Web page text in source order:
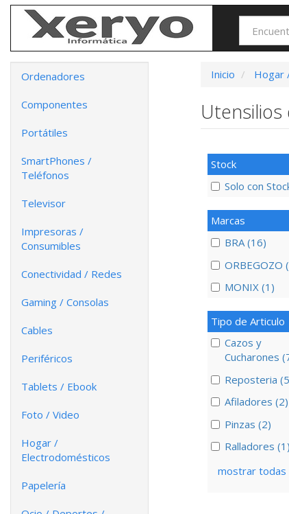
Ordenadores
Componentes
Portátiles
SmartPhones /
Teléfonos
Televisor
Impresoras /
Consumibles
Conectividad / Redes
Gaming / Consolas
Cables
Periféricos
Tablets / Ebook
Foto / Video
Hogar /
Electrodomésticos
Papelería
Inicio Hogar
Utensilios
Stock
Solo con
Marcas
BRA (16)
ORBEGOZO
MONIX (1)
Tipo de Articulo
Cazos y
Cucharones
Reposteria
Afiladores (2)
Pinzas (2)
Ralladores (1)
mostrar todas